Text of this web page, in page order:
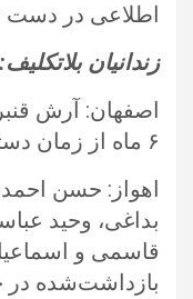
اطلاعی در
زندانیان بلاتکلیف:‏
اصفهان: آرش
۶ ماه از زمان دستگیری، در زندان دستگرد. ‏
اهواز: حسن
بداغی، وحید
قاسمی و
‏بازداشت‌شده